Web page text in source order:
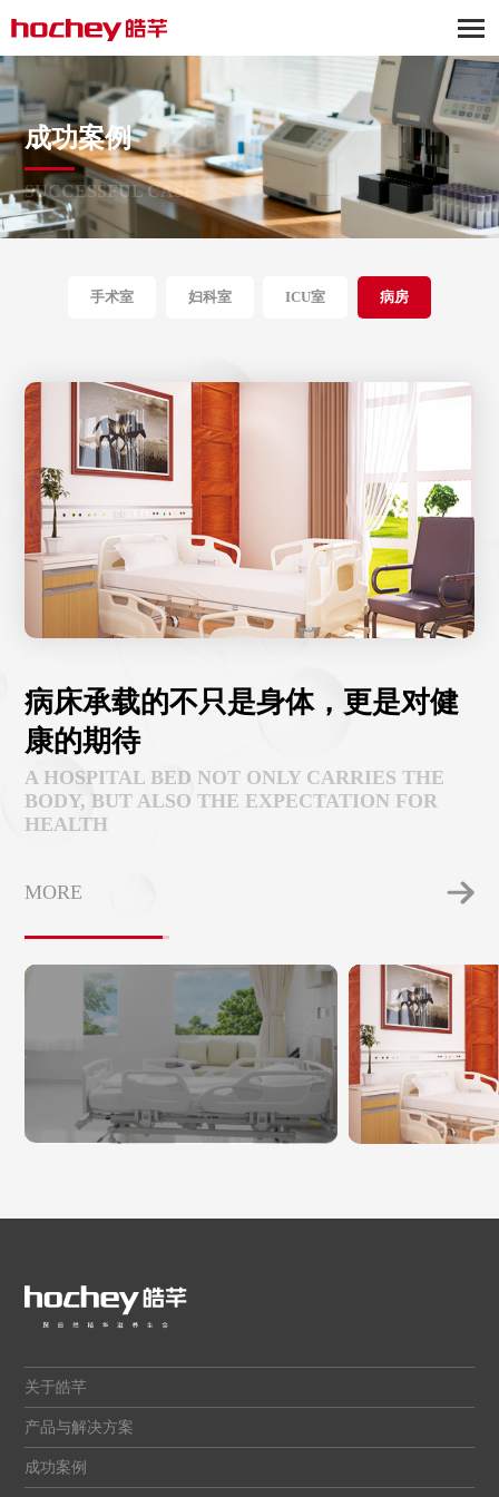
成功案例
SUCCESSFUL CASE
手术室 妇科室 ICU室 病房
病床承载的不只是身体，更是对健
康的期待
A HOSPITAL BED NOT ONLY CARRIES THE
BODY, BUT ALSO THE EXPECTATION FOR
HEALTH
MORE
关于皓芊
产品与解决方案
成功案例